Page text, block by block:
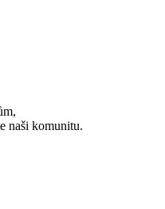
naši komunitu.